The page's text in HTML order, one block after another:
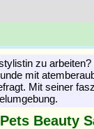
zu
mit
Mit seiner
Pets Beauty